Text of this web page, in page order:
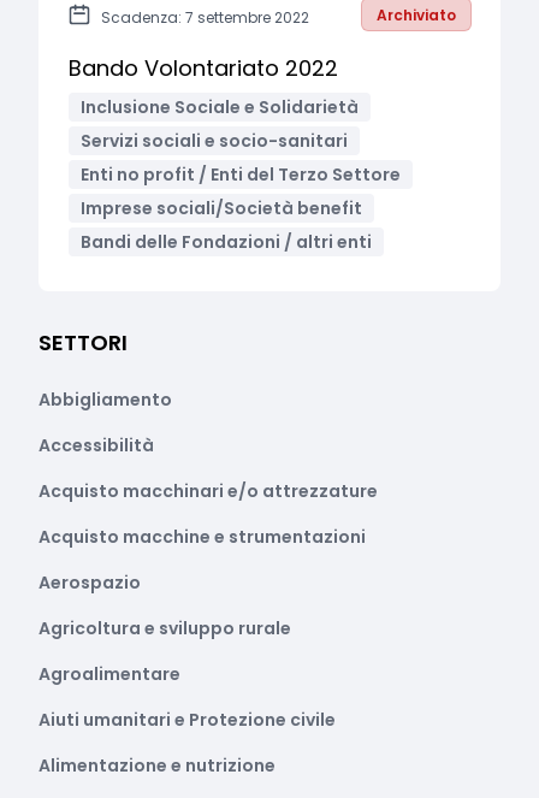
Scadenza: 7 settembre 2022 Archiviato
Bando Volontariato 2022
Inclusione Sociale e Solidarietà
Servizi sociali e socio-sanitari
Enti no profit / Enti del Terzo Settore
Imprese sociali/Società benefit
Bandi delle Fondazioni / altri enti
SETTORI
Abbigliamento
Accessibilità
Acquisto macchinari e/o attrezzature
Acquisto macchine e strumentazioni
Aerospazio
Agricoltura e sviluppo rurale
Agroalimentare
Aiuti umanitari e Protezione civile
Alimentazione e nutrizione